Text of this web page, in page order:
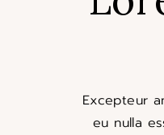
Excepteur
eu nulla